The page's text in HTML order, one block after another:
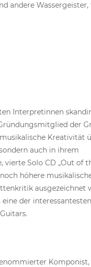
andere
Interpretinnen
der
Kreativität
auch in ihrem
vierte Solo CD „Out of
höhere
ausgezeichnet
der interessantesten
Komponist,